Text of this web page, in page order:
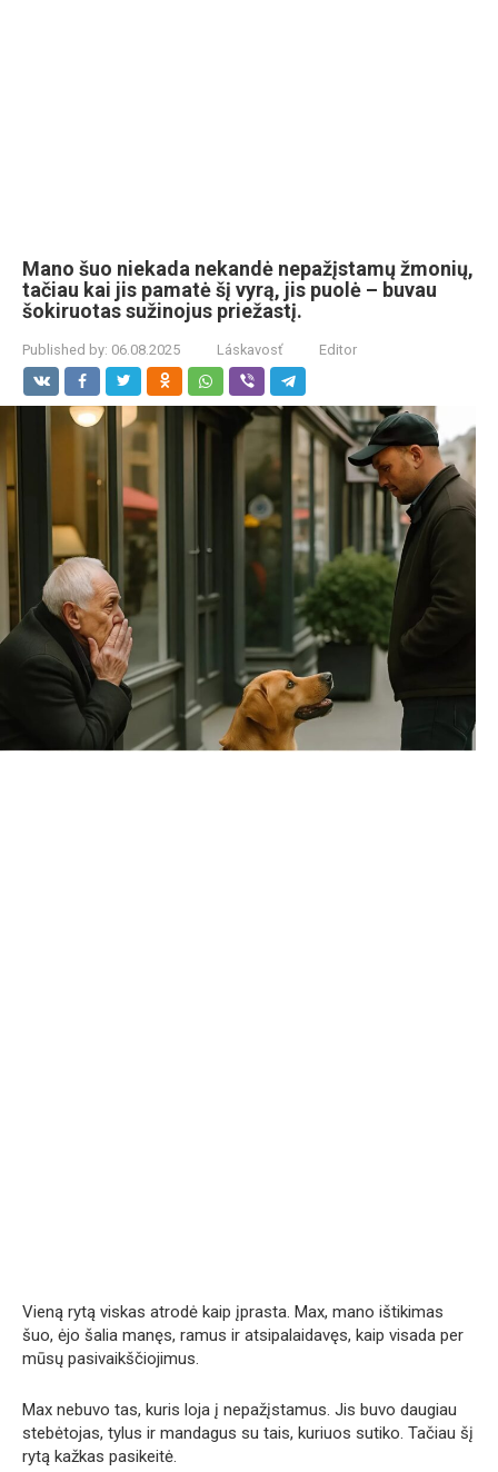
Mano šuo niekada nekandė nepažįstamų žmonių,
tačiau kai jis pamatė šį vyrą, jis puolė – buvau
šokiruotas sužinojus priežastį.
Published by: 06.08.2025 Láskavosť Editor
Vieną rytą viskas atrodė kaip įprasta. Max, mano ištikimas
šuo, ėjo šalia manęs, ramus ir atsipalaidavęs, kaip visada per
mūsų pasivaikščiojimus.
Max nebuvo tas, kuris loja į nepažįstamus. Jis buvo daugiau
stebėtojas, tylus ir mandagus su tais, kuriuos sutiko. Tačiau šį
rytą kažkas pasikeitė.